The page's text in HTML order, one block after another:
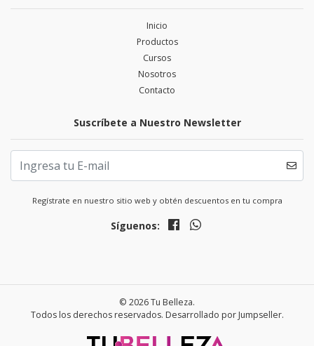
Inicio
Productos
Cursos
Nosotros
Contacto
Suscríbete a Nuestro Newsletter
Regístrate en nuestro sitio web y obtén descuentos en tu compra
Síguenos:
© 2026 Tu Belleza.
Todos los derechos reservados. Desarrollado por Jumpseller.